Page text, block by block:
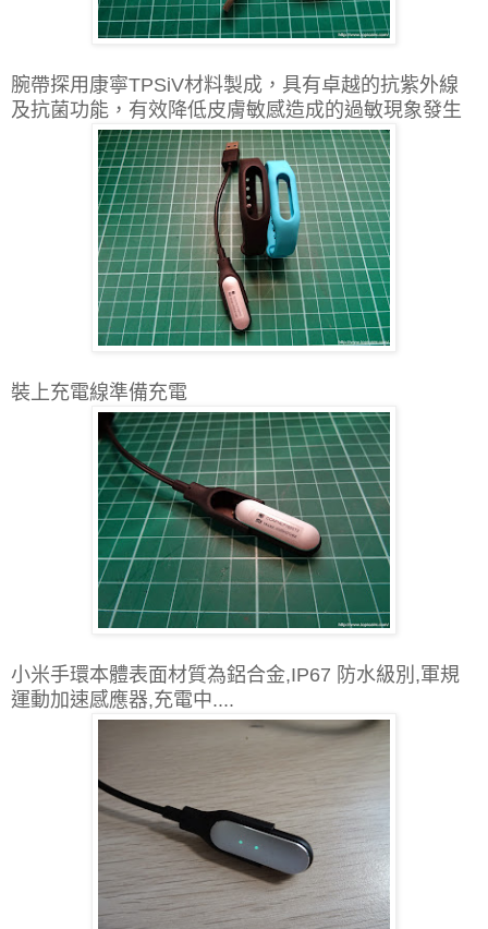
腕帶探用康寧TPSiV材料製成，具有卓越的抗紫外線
及抗菌功能，有效降低皮膚敏感造成的過敏現象發生
裝上充電線準備充電
小米手環本體表面材質為鋁合金,IP67 防水級別 ,軍規
運動加速感應器,充電中....